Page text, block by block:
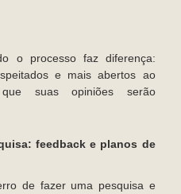
o processo faz diferença:
e mais abertos ao
suas opiniões serão
feedback e planos de
de fazer uma pesquisa e